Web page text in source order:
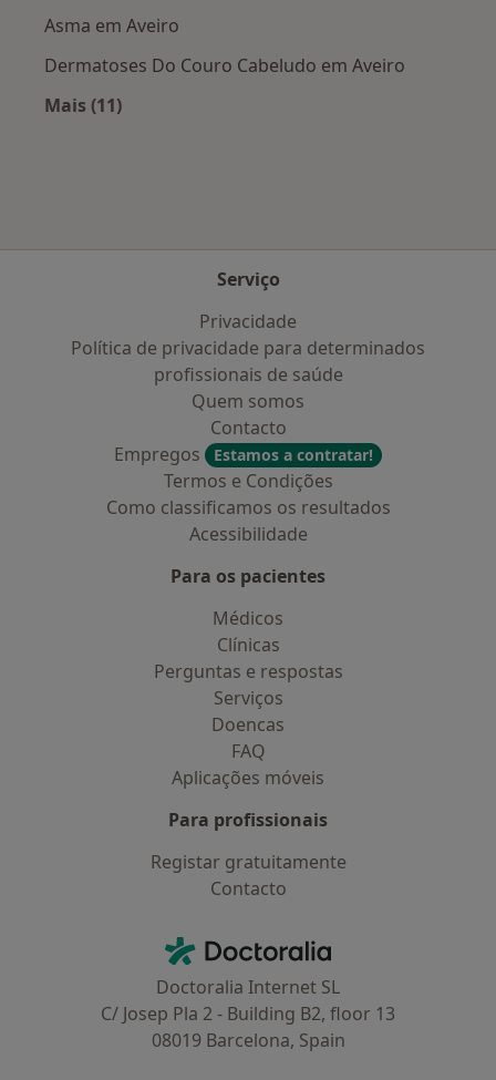
Asma em Aveiro
Dermatoses Do Couro Cabeludo em Aveiro
Mais (11)
Serviço
Privacidade
Política de privacidade para determinados
profissionais de saúde
Quem somos
Contacto
Empregos
Estamos a contratar!
Termos e Condições
Como classificamos os resultados
Acessibilidade
Para os pacientes
Médicos
Clínicas
Perguntas e respostas
Serviços
Doencas
FAQ
Aplicações móveis
Para profissionais
Registar gratuitamente
Contacto
Doctoralia - Homepage
Doctoralia Internet SL
C/ Josep Pla 2 - Building B2, floor 13
08019 Barcelona, Spain